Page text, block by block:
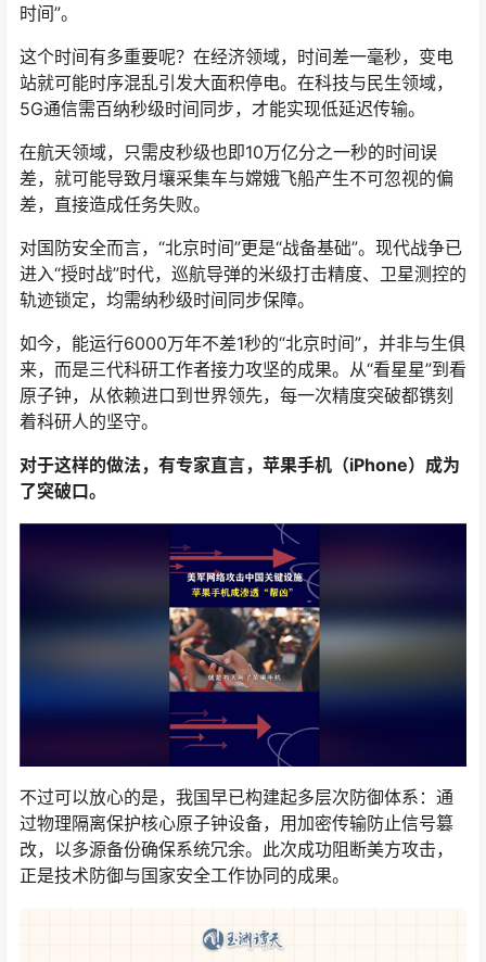
时间”。
这个时间有多重要呢？在经济领域，时间差一毫秒，变电
站就可能时序混乱引发大面积停电。在科技与民生领域，
5G通信需百纳秒级时间同步，才能实现低延迟传输。
在航天领域，只需皮秒级也即10万亿分之一秒的时间误
差，就可能导致月壤采集车与嫦娥飞船产生不可忽视的偏
差，直接造成任务失败。
对国防安全而言，“北京时间”更是“战备基础”。现代战争已
进入“授时战”时代，巡航导弹的米级打击精度、卫星测控的
轨迹锁定，均需纳秒级时间同步保障。
如今，能运行6000万年不差1秒的“北京时间”，并非与生俱
来，而是三代科研工作者接力攻坚的成果。从“看星星”到看
原子钟，从依赖进口到世界领先，每一次精度突破都镌刻
着科研人的坚守。
对于这样的做法，有专家直言，苹果手机（iPhone）成为
了突破口。
不过可以放心的是，我国早已构建起多层次防御体系：通
过物理隔离保护核心原子钟设备，用加密传输防止信号篡
改，以多源备份确保系统冗余。此次成功阻断美方攻击，
正是技术防御与国家安全工作协同的成果。